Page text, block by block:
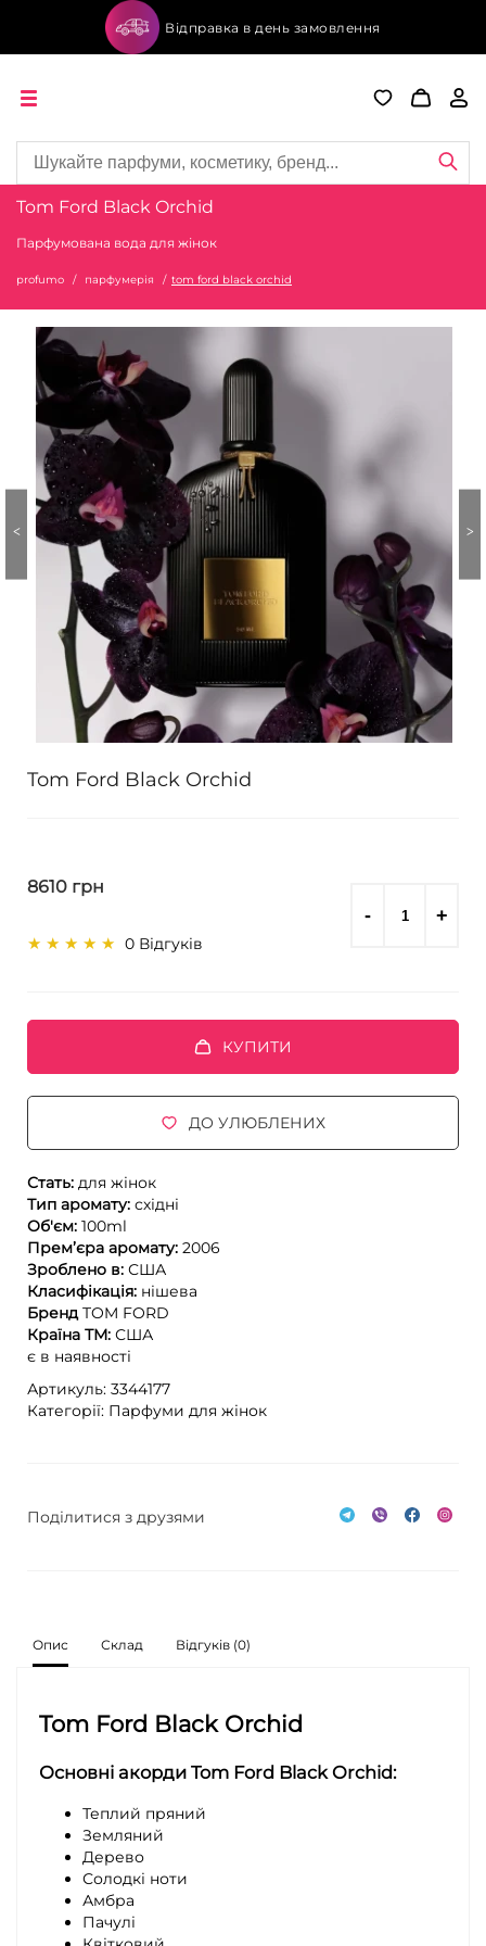
Відправка в день замовлення
Tom Ford Black Orchid
Парфумована вода для жінок
profumo парфумерія tom ford black orchid
Tom Ford Black Orchid
8610 грн
0 Відгуків
Стать: для жінок
Тип аромату: східні
Об'єм: 100ml
Прем’єра аромату: 2006
Зроблено в: США
Класифікація: нішева
БрендTOM FORD
Країна ТМ: США
є в наявності
КУПИТИ
ДО УЛЮБЛЕНИХ
Артикуль: 3344177
Категорії: Парфуми для жінок
Поділитися з друзями
Опис Склад Відгуків (0)
Tom Ford Black Orchid
Основні акорди Tom Ford Black Orchid:
Теплий пряний
Земляний
Дерево
Солодкі ноти
Амбра
Пачулі